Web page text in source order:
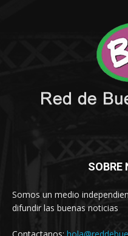
SOBRE
Somos un medio
difundir las buenas noticias